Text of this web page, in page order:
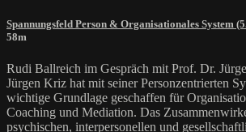
Spannungsfeld Person & Organisationales System
58m
Rudi Ballreich im Gespräch mit Prof. Dr.
Jürgen Kriz hat mit seiner Personzentrierten
wichtige Grundlage geschaffen für
Coaching und Mediation. Das
psychischen, interpersonellen und